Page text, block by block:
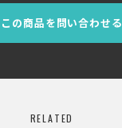
この商品を問い合わせる
RELATED